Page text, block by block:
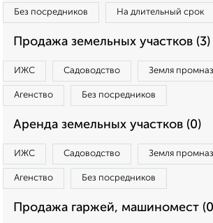
Без посредников На длительный срок
Продажа земельных участков (3)
ИЖС Садоводство Земля
Агенство Без посредников
Аренда земельных участков (0)
ИЖС Садоводство Земля
Агенство Без посредников
Продажа гаржей, машиномест